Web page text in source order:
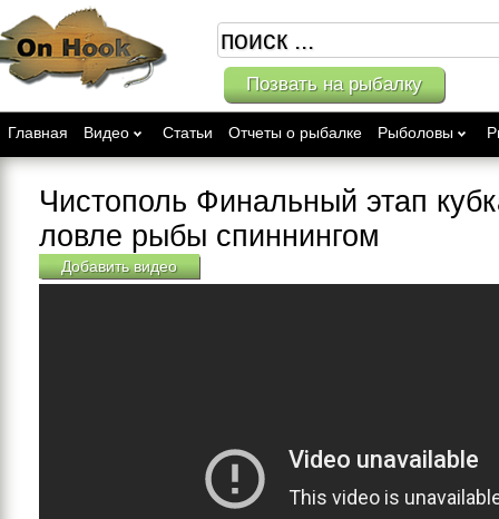
Позвать на рыбалку
Главная Видео Статьи Отчеты о рыбалке Рыболовы
Чистополь Финальный этап
ловле рыбы спиннингом
Добавить видео